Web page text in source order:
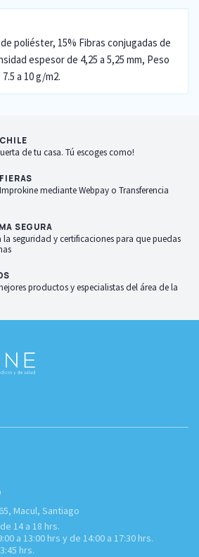
poliéster, 15% Fibras conjugadas de
espesor de 4,25 a 5,25 mm, Peso
a 10 g/m2.
de tu casa. Tú escoges como!
mediante Webpay o Transferencia
SEGURA
seguridad y certificaciones para que puedas
productos y especialistas del área de la
Macul, Santiago
14 a 18 hrs.
a 13:00 hrs y de 14:00 a 17:30 hrs.
hrs.